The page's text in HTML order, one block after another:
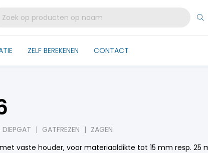
ZELF BEREKENEN CONTACT
| GATFREZEN | ZAGEN
vaste houder, voor materiaaldikte tot 15 mm resp. 25